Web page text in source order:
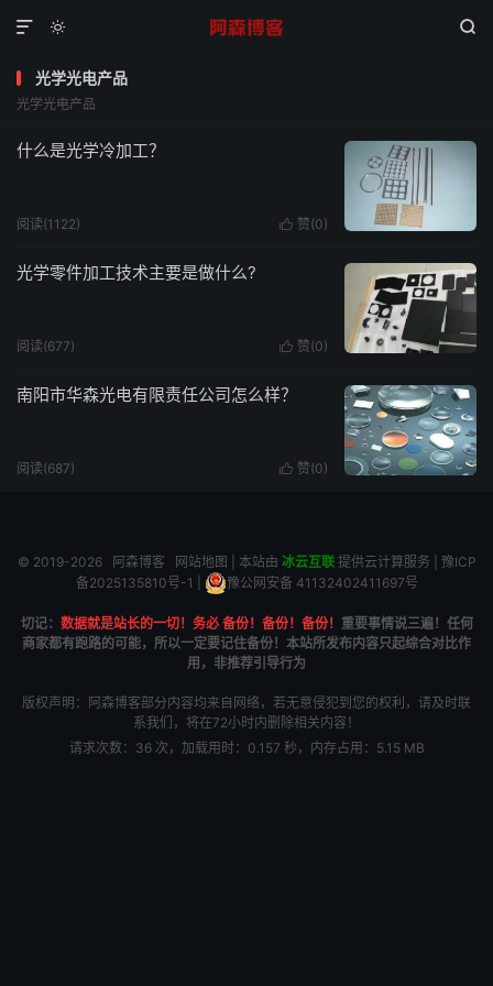
 

光学光电产品
光学光电产品
什么是光学冷加工？
 赞(0)
阅读(1122)
光学零件加工技术主要是做什么?
 赞(0)
阅读(677)
南阳市华森光电有限责任公司怎么样？
 赞(0)
阅读(687)
© 2019-2026 阿森博客 网站地图 | 本站由 冰云互联提供云计算服务 | 豫ICP
备2025135810号-1
豫公网安备 41132402411697号
切记： 数据就是站长的一切！务必 备份！备份！备份！ 重要事情说三遍！任何
商家都有跑路的可能，所以一定要记住备份！本站所发布内容只起综合对比作
用，非推荐引导行为
版权声明：阿森博客部分内容均来自网络，若无意侵犯到您的权利，请及时联
系我们，将在72小时内删除相关内容！
请求次数：36 次，加载用时：0.157 秒，内存占用：5.15 MB